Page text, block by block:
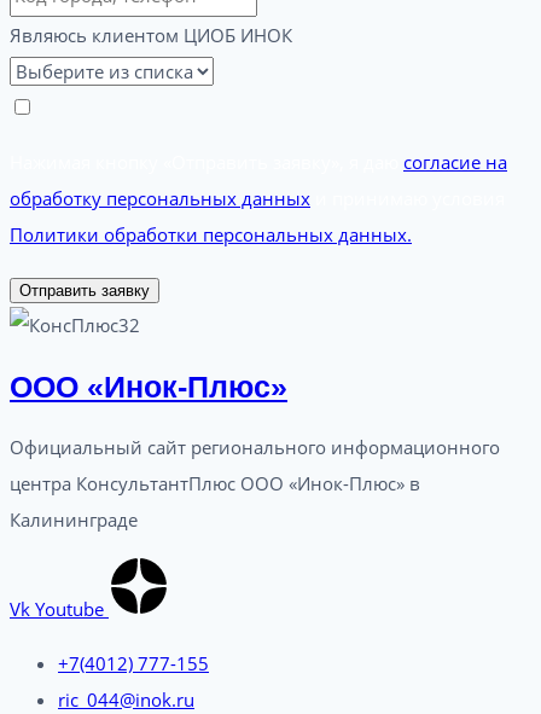
Являюсь клиентом ЦИОБ ИНОК
согласие на
обработку персональных данных
Политики обработки персональных данных.
Отправить заявку
ООО «Инок-Плюс»
Официальный сайт регионального информационного
центра КонсультантПлюс ООО «Инок-Плюс» в
Калининграде
Vk Youtube
+7(4012) 777-155
ric_044@inok.ru